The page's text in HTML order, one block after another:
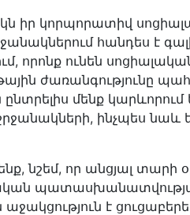
իր կորպորատիվ
հանդես է
որոնք ունեն
ժառանգությունը
մենք
ինչպես
նշեմ, որ անցյալ
է